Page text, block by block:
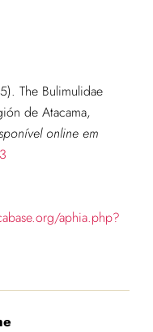
The Bulimulidae
de Atacama,
online em
aphia.php?